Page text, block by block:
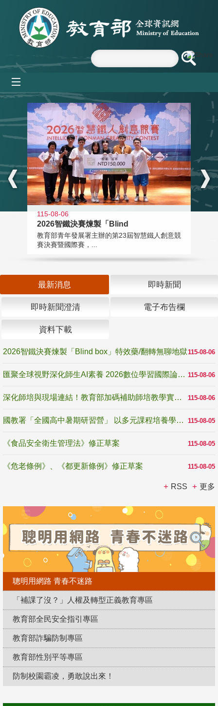
跳到主要內容區塊
:::
115-08-06
2026智鐵決賽煉製「Blind
教育部青年發展署主辦的第23屆智慧鐵人創意競
賽決賽暨國際賽，...
最新消息 即時新聞
即時新聞澄清 電子布告欄
資料下載
115-08-06
2026智鐵決賽煉製「Blind box」特效藥/翻轉無聊地獄
115-08-06
匯聚全球視野深化師生AI素養 2026數位學習國際論壇高雄登場
115-08-06
深化師培與現場連結！教育部加碼補助師培教學實踐研究 10月師培國際研討會交流教學實踐經驗
115-08-05
國教署「全國高中暑期研習營」 以多元課程培養學生瞭解誠信專業與倫理價值
115-08-05
《食品安全衛生管理法》修正草案
115-08-05
《危老條例》、《都更新條例》修正草案
RSS 更多
聰明用網路 青春不迷路
「補課了沒？」人權及轉型正義教育專區
教育部全民安全指引專區
教育部詐騙防制專區
教育部性別平等專區
防制校園霸凌，勇敢說出來！